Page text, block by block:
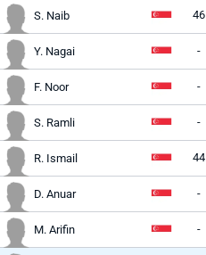
S. Naib 46
Y. Nagai -
F. Noor -
S. Ramli -
R. Ismail 44
D. Anuar -
M. Arifin -